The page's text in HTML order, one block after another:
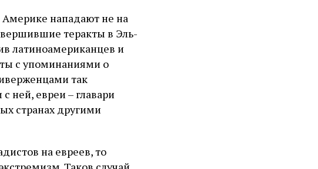
нападают не на
теракты в Эль-
латиноамериканцев и
с упоминаниями о
так
ней, евреи – главари
странах другими
на евреев, то